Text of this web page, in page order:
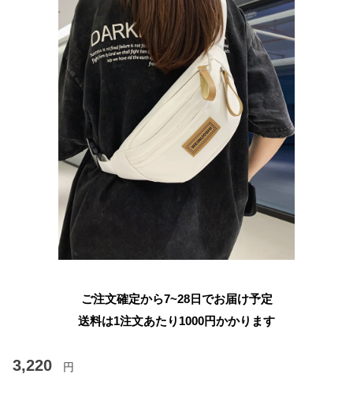
ご注文確定から7~28日でお届け予定
送料は1注文あたり 1000円かかります
3,220 円